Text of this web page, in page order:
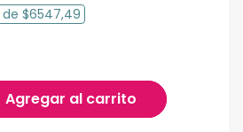
de $6547,49